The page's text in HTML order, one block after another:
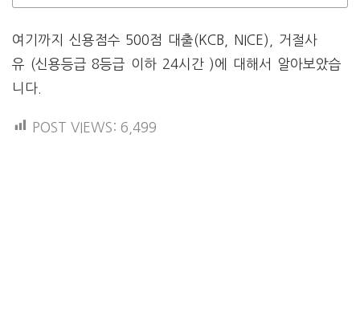
여기까지 신용점수 500점 대출(KCB, NICE), 거절사
유 (신용등급 8등급 이하 24시간 )에 대해서 알아보았습
니다.
POST VIEWS: 6,499